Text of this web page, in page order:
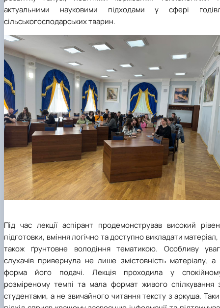
актуальними науковими підходами у сфері
сільськогосподарських тварин.
Під час лекції аспірант продемонстрував високий
підготовки, вміння логічно та доступно викладати матеріал,
також ґрунтовне володіння тематикою. Особливу
слухачів привернула не лише змістовність матеріалу, а
форма його подачі. Лекція проходила у
розміреному темпі та мала формат живого спілкування
студентами, а не звичайного читання тексту з аркуша.